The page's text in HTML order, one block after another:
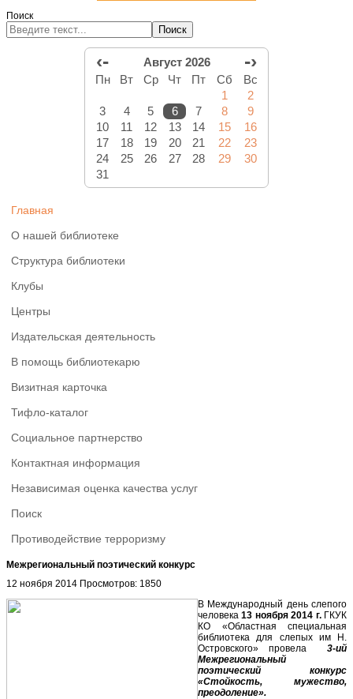
Поиск
Поиск
‹- Август 2026 -›
Пн Вт Ср Чт Пт Сб
Вс
1
2
3
4 5 6 7 8
9
10
11 12 13 14 15
16
17
18 19 20 21 22
23
24
25 26 27 28 29
30
31
Главная
О нашей библиотеке
Структура библиотеки
Клубы
Центры
Издательская деятельность
В помощь библиотекарю
Визитная карточка
Тифло-каталог
Социальное партнерство
Контактная информация
Независимая оценка качества услуг
Поиск
Противодействие терроризму
Межрегиональный поэтический конкурс
12 ноября 2014 Просмотров: 1850
В Международный день слепого
человека13 ноября 2014 г.ГКУК
КО «Областная специальная
библиотека для слепых им Н.
Островского» провела 3-ий
Межрегиональный
поэтический конкурс
«Стойкость, мужество,
преодоление».